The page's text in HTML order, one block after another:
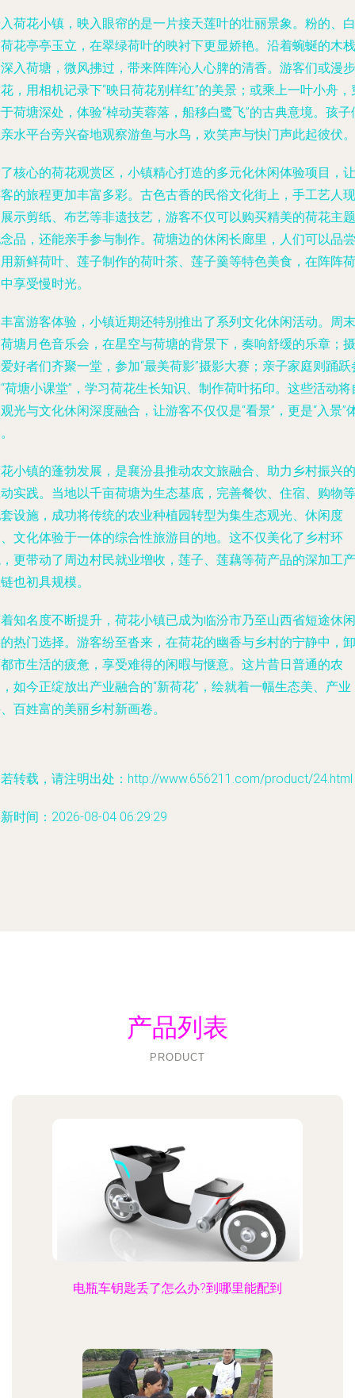
荷花小镇，映入眼帘的是一片接天莲叶的壮丽景象。粉的、白
花亭亭玉立，在翠绿荷叶的映衬下更显娇艳。沿着蜿蜒的木栈
入荷塘，微风拂过，带来阵阵沁人心脾的清香。游客们或漫步
，用相机记录下“映日荷花别样红”的美景；或乘上一叶小舟，
荷塘深处，体验“棹动芙蓉落，船移白鹭飞”的古典意境。孩子
水平台旁兴奋地观察游鱼与水鸟，欢笑声与快门声此起彼伏。
核心的荷花观赏区，小镇精心打造的多元化休闲体验项目，让
的旅程更加丰富多彩。古色古香的民俗文化街上，手工艺人现
示剪纸、布艺等非遗技艺，游客不仅可以购买精美的荷花主题
品，还能亲手参与制作。荷塘边的休闲长廊里，人们可以品尝
新鲜荷叶、莲子制作的荷叶茶、莲子羹等特色美食，在阵阵荷
享受慢时光。
富游客体验，小镇近期还特别推出了系列文化休闲活动。周末
塘月色音乐会，在星空与荷塘的背景下，奏响舒缓的乐章；摄
好者们齐聚一堂，参加“最美荷影”摄影大赛；亲子家庭则踊跃
荷塘小课堂”，学习荷花生长知识、制作荷叶拓印。这些活动将
光与文化休闲深度融合，让游客不仅仅是“看景”，更是“入景”
小镇的蓬勃发展，是襄汾县推动农文旅融合、助力乡村振兴的
实践。当地以千亩荷塘为生态基底，完善餐饮、住宿、购物等
设施，成功将传统的农业种植园转型为集生态观光、休闲度
文化体验于一体的综合性旅游目的地。这不仅美化了乡村环
更带动了周边村民就业增收，莲子、莲藕等荷产品的深加工产
也初具规模。
知名度不断提升，荷花小镇已成为临汾市乃至山西省短途休闲
热门选择。游客纷至沓来，在荷花的幽香与乡村的宁静中，卸
市生活的疲惫，享受难得的闲暇与惬意。这片昔日普通的农
如今正绽放出产业融合的“新荷花”，绘就着一幅生态美、产业
百姓富的美丽乡村新画卷。
转载，请注明出处：http://www.656211.com/product/24.html
时间：2026-08-04 06:29:29
产品列表
PRODUCT
电瓶车钥匙丢了怎么办?到哪里能配到